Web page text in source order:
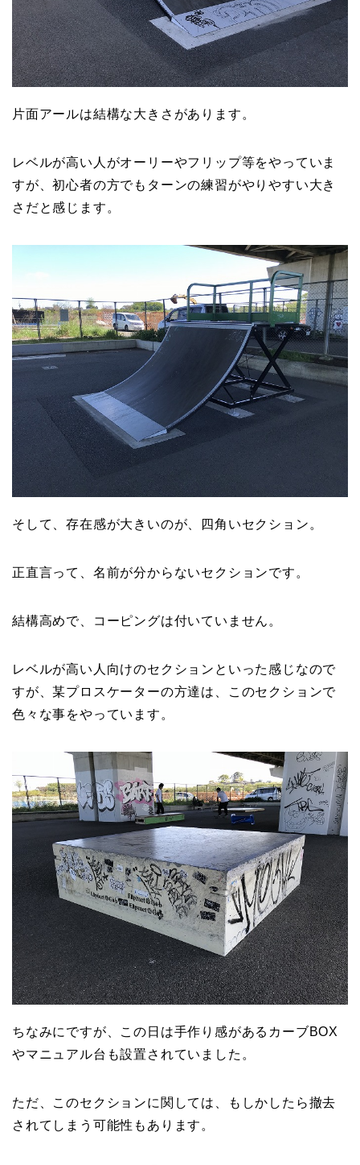
片面アールは結構な大きさがあります。
レベルが高い人がオーリーやフリップ等をやっていま
すが、初心者の方でもターンの練習がやりやすい大き
さだと感じます。
そして、存在感が大きいのが、四角いセクション。
正直言って、名前が分からないセクションです。
結構高めで、コーピングは付いていません。
レベルが高い人向けのセクションといった感じなので
すが、某プロスケーターの方達は、このセクションで
色々な事をやっています。
ちなみにですが、この日は手作り感があるカーブBOX
やマニュアル台も設置されていました。
ただ、このセクションに関しては、もしかしたら撤去
されてしまう可能性もあります。